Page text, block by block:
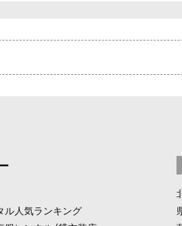
ル人気ランキング